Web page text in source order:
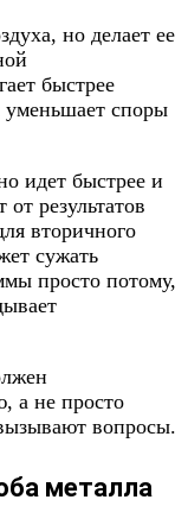
но делает ее
быстрее
уменьшает споры
идет быстрее и
результатов
вторичного
сужать
просто потому,
а не просто
вопросы.
металла